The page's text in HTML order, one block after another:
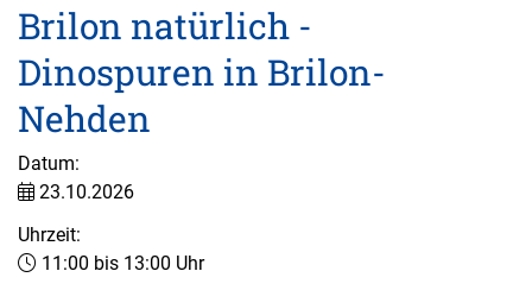
Brilon natürlich -
Dinospuren in Brilon-
Nehden
Datum:
23.10.2026
Uhrzeit:
11:00 bis 13:00 Uhr